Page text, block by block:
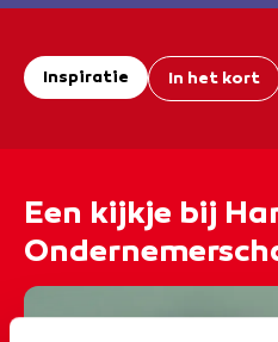
Inspiratie In het kort
Een kijkje bij